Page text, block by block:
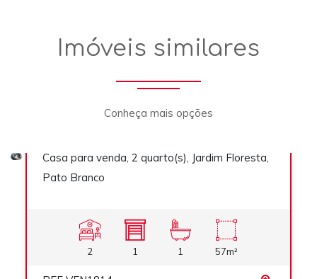
Imóveis similares
Conheça mais opções
Previous
R$ 335.000,00
Casa para venda, 2 quarto(s), Jardim Floresta,
Pato Branco
2 1 1 57m²